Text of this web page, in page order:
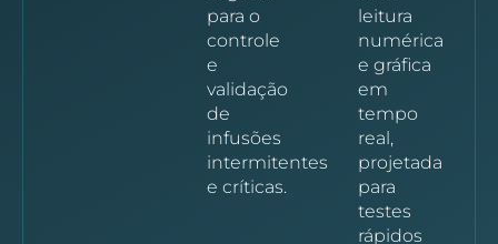
para o
controle
e
validação
de
infusões
intermitentes
e críticas.
leitura
numérica
e gráfica
em
tempo
real,
projetada
para
testes
rápidos